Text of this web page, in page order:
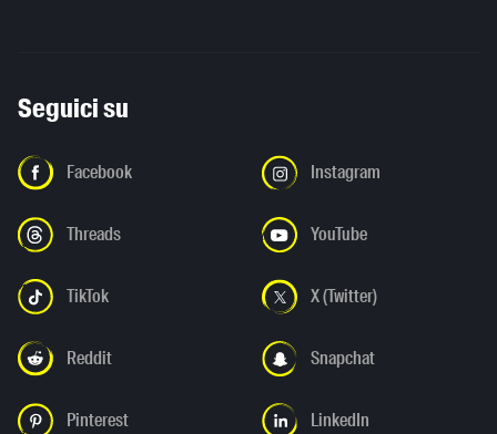
Seguici su
Facebook Instagram
Threads YouTube
TikTok X (Twitter)
Reddit Snapchat
Pinterest LinkedIn